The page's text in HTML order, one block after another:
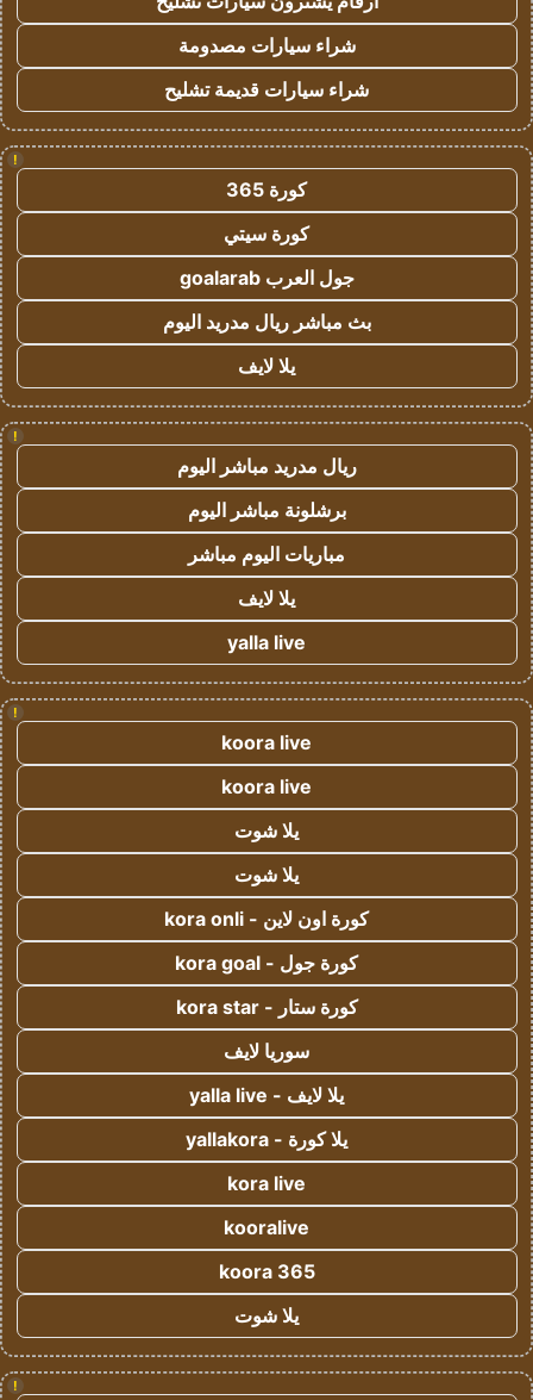
شراء سيارات مصدومة
شراء سيارات قديمة تشليح
!
كورة 365
كورة سيتي
جول العرب goalarab
بث مباشر ريال مدريد اليوم
يلا لايف
!
ريال مدريد مباشر اليوم
برشلونة مباشر اليوم
مباريات اليوم مباشر
يلا لايف
yalla live
!
koora live
koora live
يلا شوت
يلا شوت
كورة اون لاين - kora onli
كورة جول - kora goal
كورة ستار - kora star
سوريا لايف
يلا لايف - yalla live
يلا كورة - yallakora
kora live
kooralive
koora 365
يلا شوت
!